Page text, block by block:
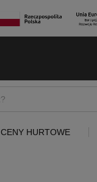
CENY HURTOWE